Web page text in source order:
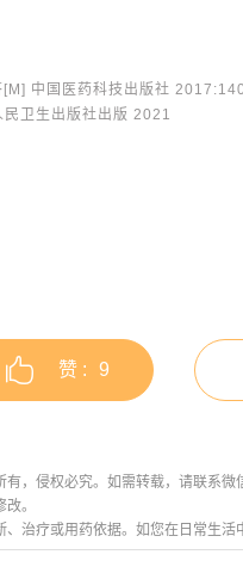
中国医药科技出版社
卫生出版社出版 2021
赞 : 9
有，侵权必究。如需转载，请联系
。
治疗或用药依据。如您在日常生